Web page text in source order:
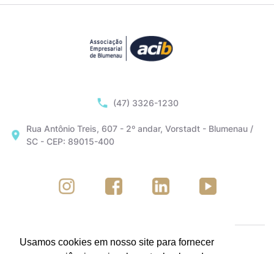
(47) 3326-1230
Rua Antônio Treis, 607 - 2º andar, Vorstadt - Blumenau /
SC - CEP: 89015-400
Usamos cookies em nosso site para fornecer